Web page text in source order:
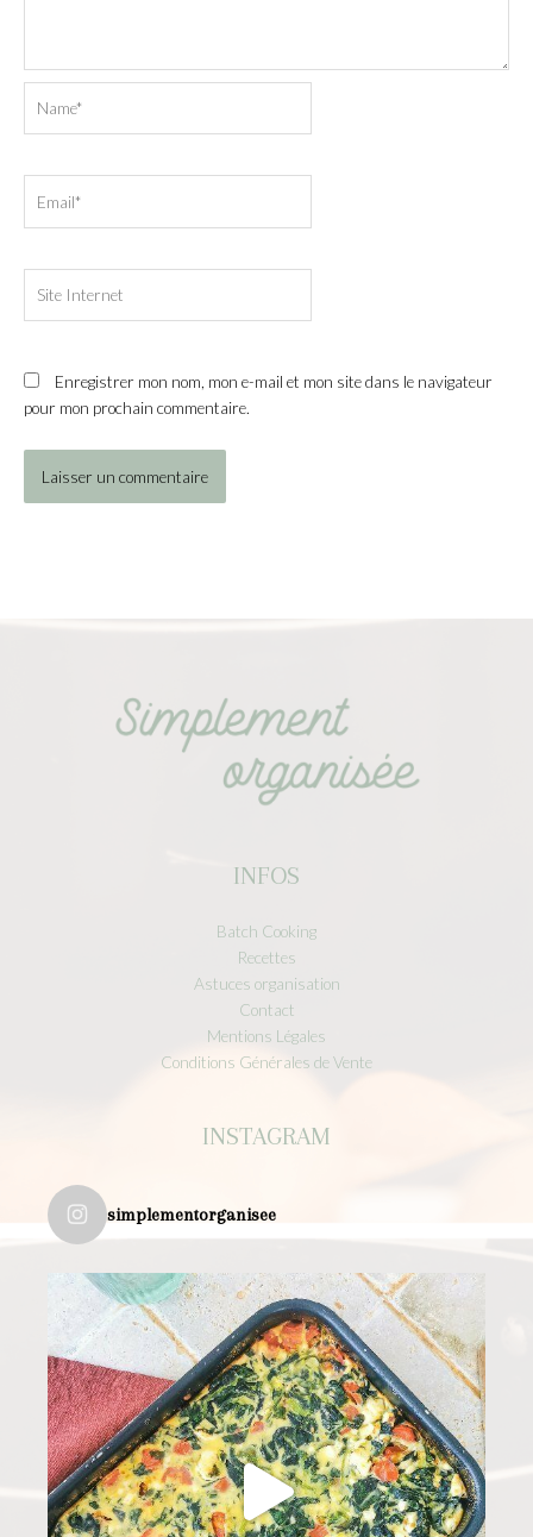
Internet
Enregistrer mon nom, mon e-mail et mon site dans le navigateur
pour mon prochain commentaire.
INFOS
Batch Cooking
Recettes
Astuces organisation
Contact
Mentions Légales
Conditions Générales de Vente
INSTAGRAM
simplementorganisee